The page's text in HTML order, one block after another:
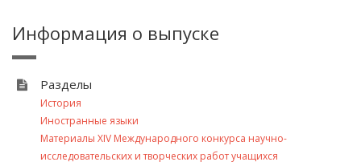
Информация о выпуске
Разделы
История
Иностранные языки
Материалы XIV Международного конкурса научно-
исследовательских и творческих работ учащихся